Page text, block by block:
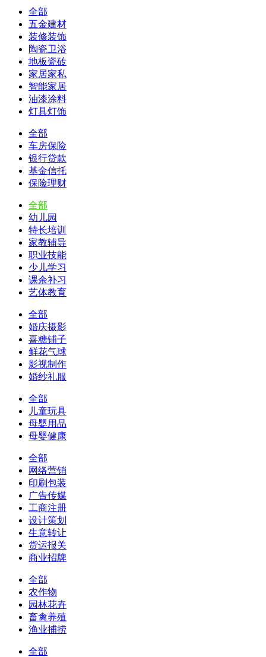
全部
五金建材
装修装饰
陶瓷卫浴
地板瓷砖
家居家私
智能家居
油漆涂料
灯具灯饰
全部
车房保险
银行贷款
基金信托
保险理财
全部
幼儿园
特长培训
家教辅导
职业技能
少儿学习
课余补习
艺体教育
全部
婚庆摄影
喜糖铺子
鲜花气球
影视制作
婚纱礼服
全部
儿童玩具
母婴用品
母婴健康
全部
网络营销
印刷包装
广告传媒
工商注册
设计策划
生意转让
货运报关
商业招牌
全部
农作物
园林花卉
畜禽养殖
渔业捕捞
全部